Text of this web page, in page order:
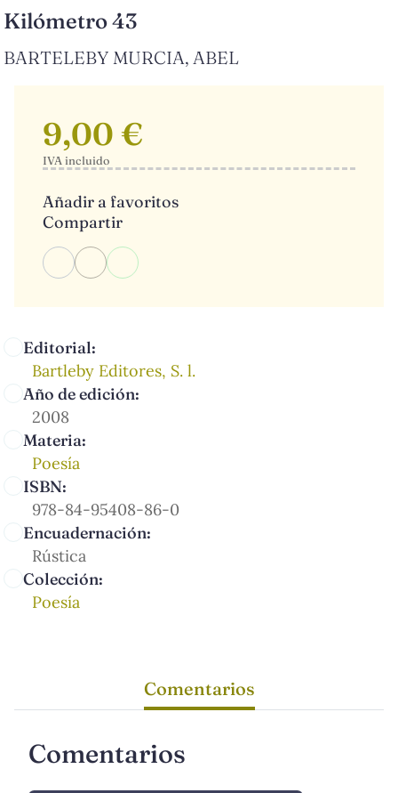
Kilómetro 43
BARTELEBY MURCIA, ABEL
Editorial:
Bartleby Editores, S. l.
Año de edición:
2008
Materia:
Poesía
ISBN:
978-84-95408-86-0
Encuadernación:
Rústica
Colección:
Poesía
9,00 €
IVA incluido
Añadir a favoritos
Compartir
Comentarios
Comentarios